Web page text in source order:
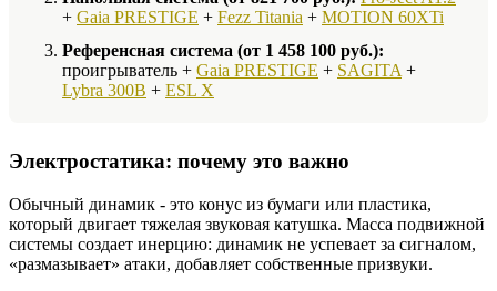
+ Gaia PRESTIGE + Fezz Titania + MOTION 60XTi
Референсная система (от 1 458 100 руб.):
проигрыватель + Gaia PRESTIGE + SAGITA+
Lybra 300B + ESL X
Электростатика: почему это важно
Обычный динамик - это конус из бумаги или пластика,
который двигает тяжелая звуковая катушка. Масса подвижной
системы создает инерцию: динамик не успевает за сигналом,
«размазывает» атаки, добавляет собственные призвуки.